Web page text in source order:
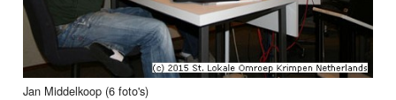
Jan Middelkoop (6 foto's)